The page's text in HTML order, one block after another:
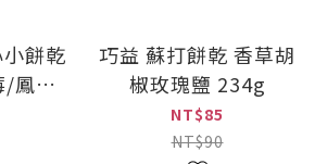
餅乾
鳳梨/
巧益 蘇打餅乾 香草胡
椒玫瑰鹽 234g
NT$85
NT$90